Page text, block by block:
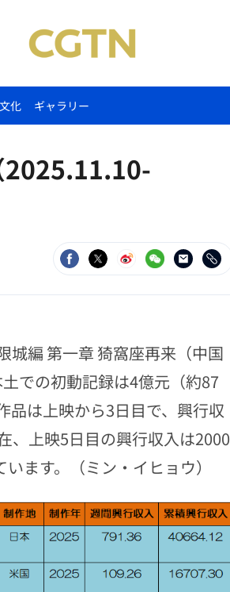
化 ギャラリー
2025.11.10-
城編 第一章 猗窩座再来（中国
での初動記録は4億元（約87
品は上映から3日目で、興行収
、上映5日目の興行収入は2000
ます。（ミン・イヒョウ）